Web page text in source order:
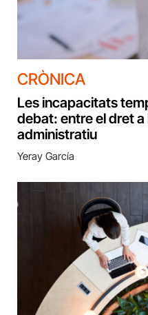
CRÒNICA
Les incapacitats
debat: entre el dret a
administratiu
Yeray García